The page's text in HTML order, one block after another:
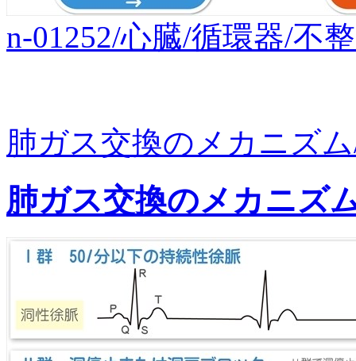
n-01252/心臓/循環器/不
肺ガス交換のメカニズ
肺ガス交換のメカニズ